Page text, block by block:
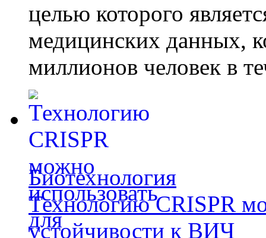
целью которого
медицинских данных,
миллионов человек в
Биотехнология
Технологию CRISPR
устойчивости к ВИЧ